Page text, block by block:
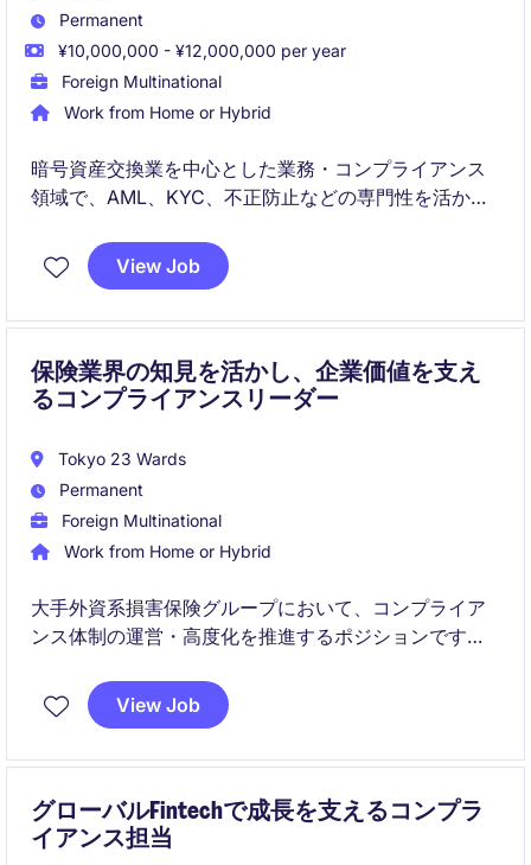
Permanent
¥10,000,000 - ¥12,000,000 per year
Foreign Multinational
Work from Home or Hybrid
暗号資産交換業を中心とした業務・コンプライアンス
領域で、AML、KYC、不正防止などの専門性を活かし
能も横断的に担うポジションです。組織の成長フェー
ズにおいて、柔軟性と主体性を持って活躍できる方を
View Job
保険業界の知見を活かし、企業価値を支え
るコンプライアンスリーダー
Tokyo 23 Wards
Permanent
Foreign Multinational
Work from Home or Hybrid
大手外資系損害保険グループにおいて、コンプライア
ンス体制の運営・高度化を推進するポジションです。
応、コンプライアンス文化の醸成に貢献いただきま
す。
View Job
グローバルFintechで成長を支えるコンプラ
イアンス担当